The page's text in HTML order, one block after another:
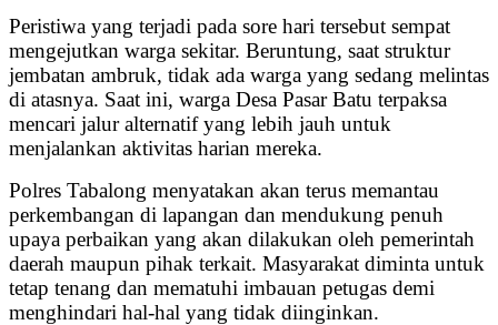
Peristiwa yang terjadi pada sore hari tersebut sempat
mengejutkan warga sekitar. Beruntung, saat struktur
jembatan ambruk, tidak ada warga yang sedang melintas
di atasnya. Saat ini, warga Desa Pasar Batu terpaksa
mencari jalur alternatif yang lebih jauh untuk
menjalankan aktivitas harian mereka.
Polres Tabalong menyatakan akan terus memantau
perkembangan di lapangan dan mendukung penuh
upaya perbaikan yang akan dilakukan oleh pemerintah
daerah maupun pihak terkait. Masyarakat diminta untuk
tetap tenang dan mematuhi imbauan petugas demi
menghindari hal-hal yang tidak diinginkan.